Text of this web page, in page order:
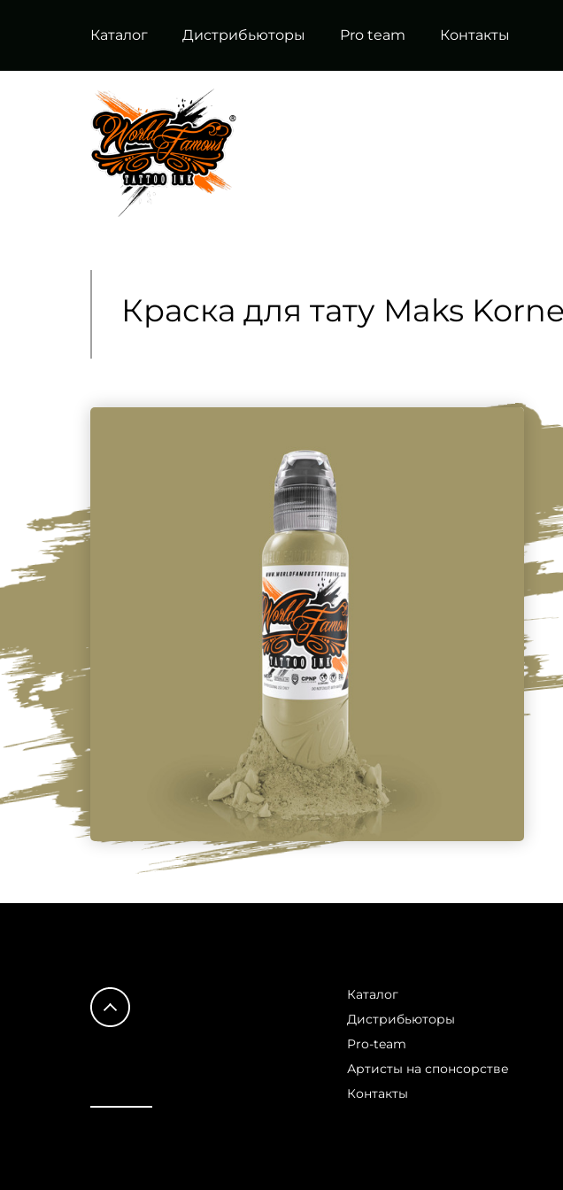
Каталог Дистрибьюторы Pro team Контакты
Краска для тату Maks
Каталог
Дистрибьюторы
Pro-team
Артисты на спонсорстве
Контакты